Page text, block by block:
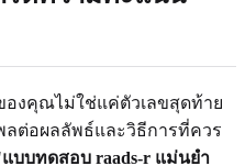
องคุณไม่ใช่แค่ตัวเลขสุดท้าย
ต่อผลลัพธ์และวิธีการที่ควร
แบบทดสอบ raads-r แม่นยำ